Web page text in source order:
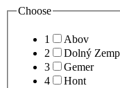
Choose
1
Abov
2
Dolný
3
Gemer
4
Hont